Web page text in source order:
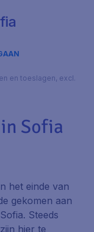
en toeslagen, excl.
Sofia
het einde van
gekomen aan
Steeds
hier te